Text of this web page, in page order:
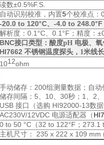
读数±0.5%F.S.
自动识别校准，内置5个校准点
-20.0 to 120°C、-4.0 to 248.0°F
解析度 ： 0.1°C、0.1°F； 精度 ：
BNC接口类型：酸度pH 电极、
HI7662 不锈钢温度探头，1米线长
1012ohm
手动储存 ：200组测量数据；自动
储存间隔 ：5、10、30秒 ；1、2
USB 接口（选购 HI92000-13数
AC230V/12VDC 电源适配器 （
0 to 50 °C（32 to 122°F；
主机尺寸 ： 235 x 222 x 109 mm